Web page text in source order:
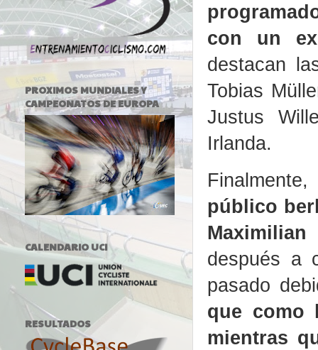
con un
destacan
Tobias
Justus
Irlanda.
público
Maximilian
después a
pasado
que como
mientras
PROXIMOS MUNDIALES Y
CAMPEONATOS DE EUROPA
CALENDARIO UCI
RESULTADOS